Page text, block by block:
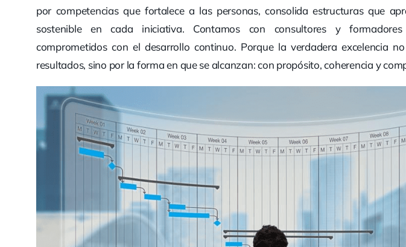
por competencias que fortalece a las personas, consolida estructuras que
sostenible en cada iniciativa. Contamos con consultores y formadores
comprometidos con el desarrollo continuo. Porque la verdadera excelencia
resultados, sino por la forma en que se alcanzan: con propósito, coherencia y